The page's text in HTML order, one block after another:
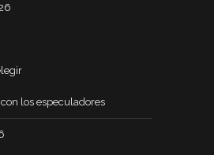
los especuladores